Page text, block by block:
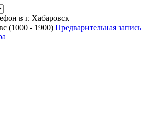
в г. Хабаровск
(1000 - 1900) Предварительная запись